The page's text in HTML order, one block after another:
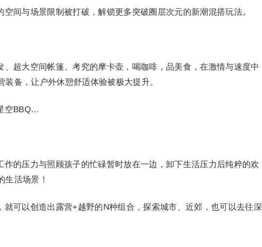
空间与场景限制被打破，解锁更多突破圈层次元的新潮混搭玩法。
、超大空间帐篷、考究的摩卡壶，喝咖啡，品美食，在激情与速度中
备，让户外休憩舒适体验被极大提升。
空BBQ…
作的压力与照顾孩子的忙碌暂时放在一边，卸下生活压力后纯粹的欢
生活场景！
就可以创造出露营+越野的N种组合，探索城市、近郊，也可以去往深